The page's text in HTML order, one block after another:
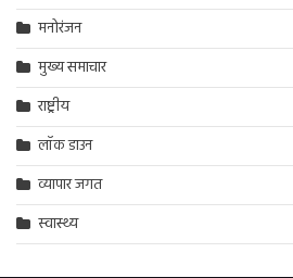
मनोरंजन
मुख्य समाचार
राष्ट्रीय
लॉक डाउन
व्यापार जगत
स्वास्थ्य